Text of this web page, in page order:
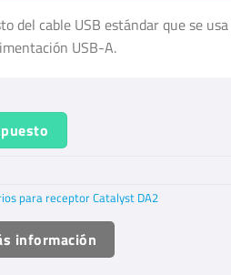
del cable USB estándar que se
USB-A.
para receptor Catalyst DA2
información